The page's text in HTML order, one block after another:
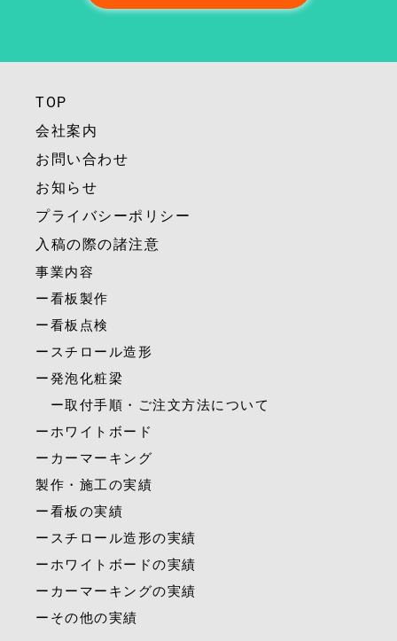
TOP
会社案内
お問い合わせ
お知らせ
プライバシーポリシー
入稿の際の諸注意
事業内容
ー看板製作
ー看板点検
ースチロール造形
ー発泡化粧梁
ー取付手順・ご注文方法について
ーホワイトボード
ーカーマーキング
製作・施工の実績
ー看板の実績
ースチロール造形の実績
ーホワイトボードの実績
ーカーマーキングの実績
ーその他の実績